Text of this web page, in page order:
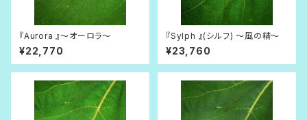
『Aurora 』〜オーロラ〜
¥22,770
『Sylph 』(シルフ) 〜風の精〜
¥23,760